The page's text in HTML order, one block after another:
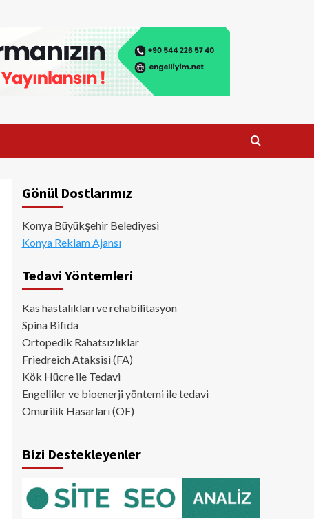
Gönül Dostlarımız
Konya Büyükşehir Belediyesi
Konya Reklam Ajansı
Tedavi Yöntemleri
Kas hastalıkları ve rehabilitasyon
Spina Bifida
Ortopedik Rahatsızlıklar
Friedreich Ataksisi (FA)
Kök Hücre ile Tedavi
Engelliler ve bioenerji yöntemi ile tedavi
Omurilik Hasarları (OF)
Bizi Destekleyenler